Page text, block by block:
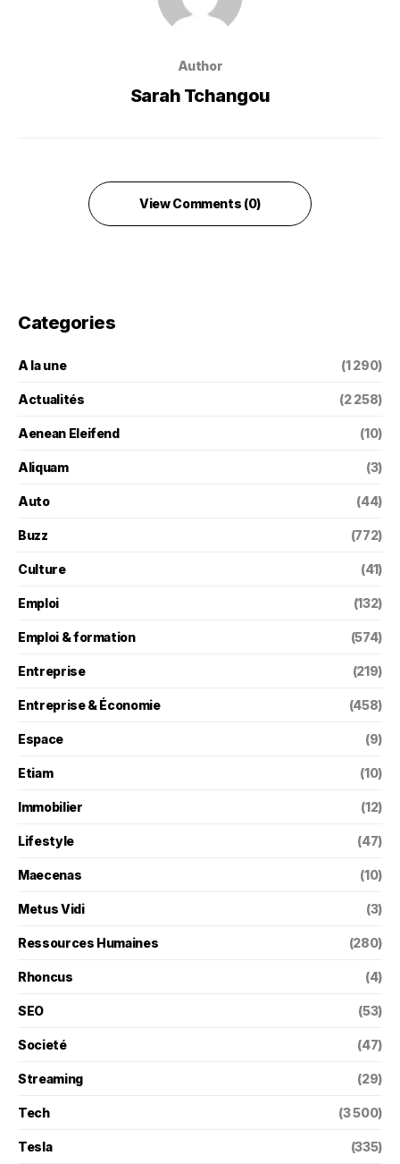
Author
Sarah Tchangou
View Comments (0)
Categories
A la une (1 290)
Actualités (2 258)
Aenean Eleifend (10)
Aliquam (3)
Auto (44)
Buzz (772)
Culture (41)
Emploi (132)
Emploi & formation (574)
Entreprise (219)
Entreprise & Économie (458)
Espace (9)
Etiam (10)
Immobilier (12)
Lifestyle (47)
Maecenas (10)
Metus Vidi (3)
Ressources Humaines (280)
Rhoncus (4)
SEO (53)
Societé (47)
Streaming (29)
Tech (3 500)
Tesla (335)